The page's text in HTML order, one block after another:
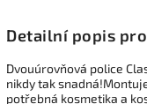
Detailní popis
Dvouúrovňová police
nikdy tak
potřebná kosmetika a